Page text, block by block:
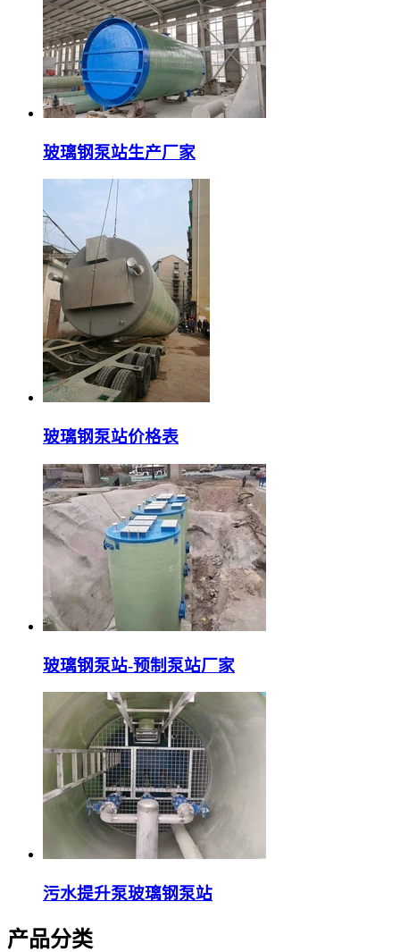
玻璃钢泵站生产厂家
玻璃钢泵站价格表
玻璃钢泵站-预制泵站厂家
污水提升泵玻璃钢泵站
产品分类